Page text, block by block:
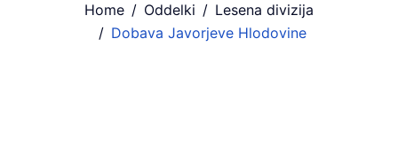
Home Oddelki
Lesena divizija
Dobava Javorjeve Hlodovine